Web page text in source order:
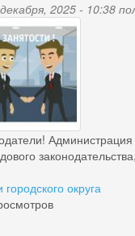
2025 - 10:38
городского округа